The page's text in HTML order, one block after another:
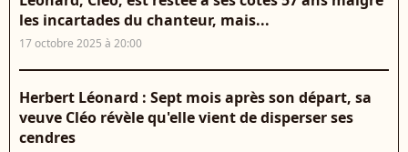
les incartades du chanteur, mais...
17 octobre 2025 à 20:00
Herbert Léonard : Sept mois après son départ, sa
veuve Cléo révèle qu'elle vient de disperser ses
cendres